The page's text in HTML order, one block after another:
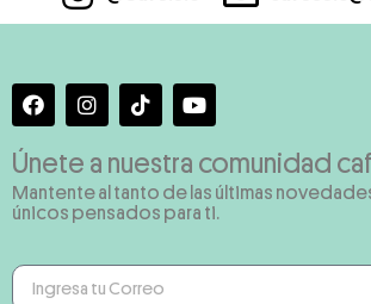
Únete a nuestra comunidad
Mantente al tanto de las últimas
únicos pensados para ti.